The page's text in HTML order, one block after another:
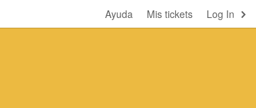
Log In
Mis tickets
Ayuda